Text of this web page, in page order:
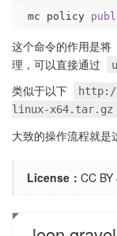
mc policy
这个命令的作用是将
理，可以直接通过
类似于以下
http://
linux-x64.tar.gz
大致的操作流程就是
License： CC BY